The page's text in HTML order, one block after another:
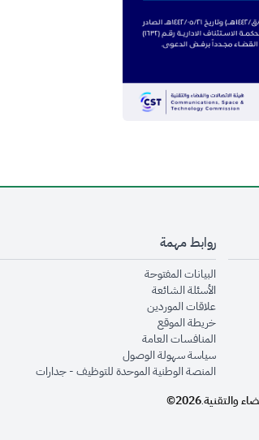
روابط مهمة
البيانات المفتوحةopens in new window
الأسئلة الشائعةopens in new window
علاقات الموردينopens in new window
خريطة الموقعopens in new window
المنافسات العامةopens in new window
سياسة سهولة الوصولopens in new window
المنصة الوطنية الموحدة للتوظيف - جدارات
والتقنية.
2026©